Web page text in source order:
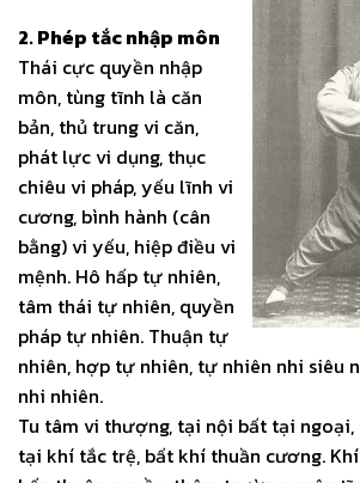
2. Phép tắc nhập môn
Thái cực quyền nhập
môn, tùng tĩnh là căn
bản, thủ trung vi căn,
phát lực vi dụng, thục
chiêu vi pháp, yếu lĩnh vi
cương, bình hành (cân
bằng) vi yếu, hiệp điều vi
mệnh. Hô hấp tự nhiên,
tâm thái tự nhiên, quyền
pháp tự nhiên. Thuận tự
nhiên, hợp tự nhiên, tự nhiên nhi siêu
nhi nhiên.
Tu tâm vi thượng, tại nội bất tại
tại khí tắc trệ, bất khí thuần cương.